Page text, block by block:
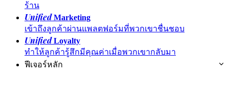
ร้าน
UnifiedMarketing
เข้าถึงลูกค้าผ่านแพลตฟอร์มที่พวกเขาชื่นชอบ
UnifiedLoyalty
ทำให้ลูกค้ารู้สึกมีคุณค่าเมื่อพวกเขากลับมา
ฟีเจอร์หลัก